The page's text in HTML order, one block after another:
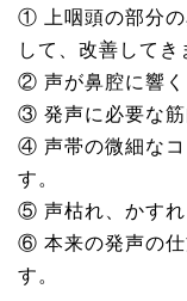
① 上咽頭の部分の
して、改善してき
② 声が鼻腔に響く
③ 発声に必要な筋
④ 声帯の微細なコ
す。
⑤ 声枯れ、かすれ
⑥ 本来の発声の仕
す。